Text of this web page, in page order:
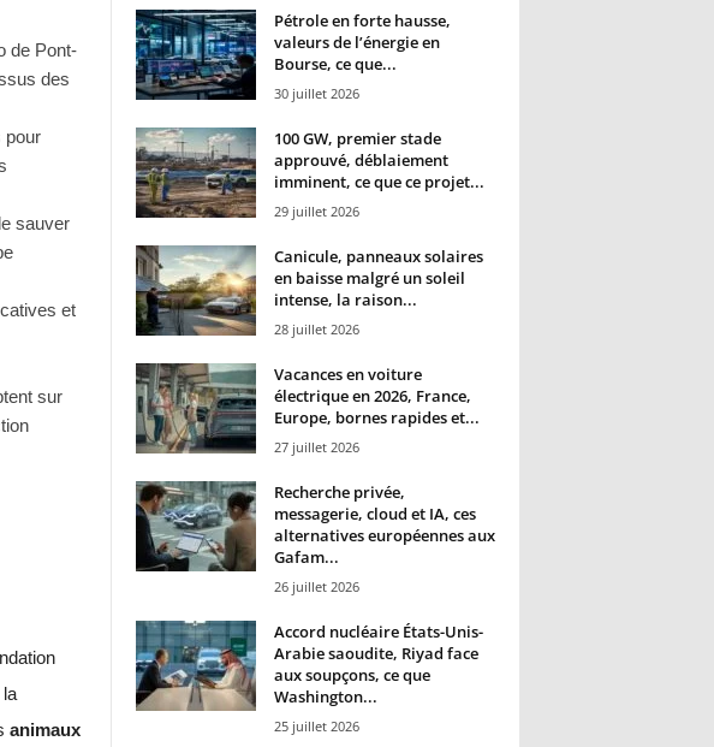
de Pont-
des
pour
sauver
et
sur
animaux
Pétrole en forte hausse,
valeurs de l’énergie en
Bourse, ce que...
30 juillet 2026
100 GW, premier stade
approuvé, déblaiement
imminent, ce que ce projet...
29 juillet 2026
Canicule, panneaux solaires
en baisse malgré un soleil
intense, la raison...
28 juillet 2026
Vacances en voiture
électrique en 2026, France,
Europe, bornes rapides et...
27 juillet 2026
Recherche privée,
messagerie, cloud et IA, ces
alternatives européennes aux
Gafam...
26 juillet 2026
Accord nucléaire États-Unis-
Arabie saoudite, Riyad face
aux soupçons, ce que
Washington...
25 juillet 2026